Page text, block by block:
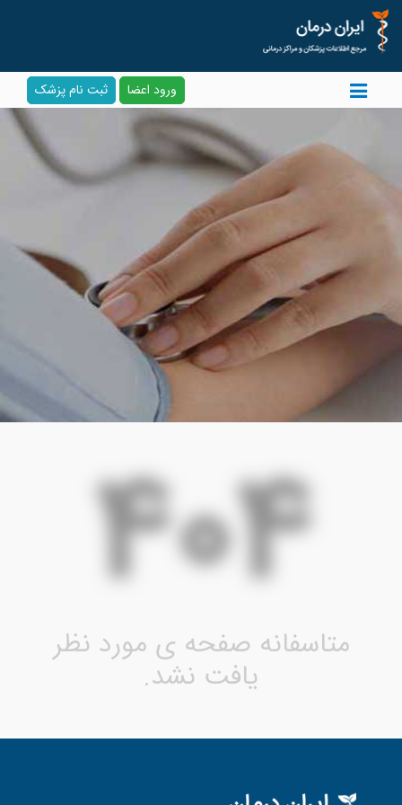
ورود اعضا ثبت نام پزشک
404
متاسفانه صفحه ی مورد نظر
یافت نشد.